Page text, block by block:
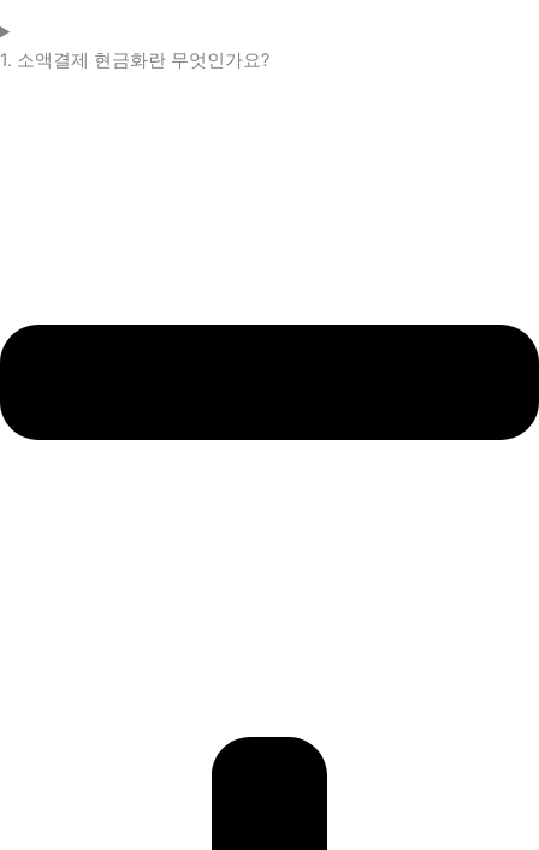
1. 소액결제 현금화란 무엇인가요?